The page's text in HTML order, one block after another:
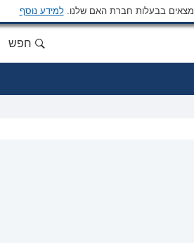
בבעלות חברת האם שלנו.למידע נוסף
חפש